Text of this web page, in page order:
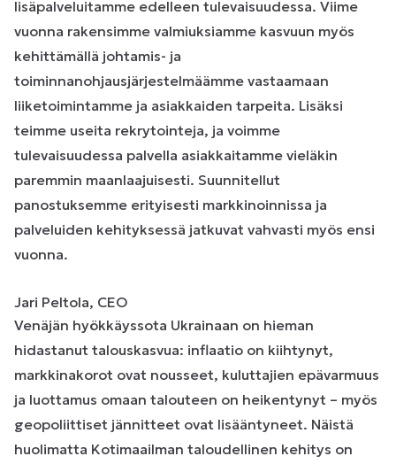
lisäpalveluitamme edelleen tulevaisuudessa. Viime
vuonna rakensimme valmiuksiamme kasvuun myös
kehittämällä johtamis- ja
toiminnanohjausjärjestelmäämme vastaamaan
liiketoimintamme ja asiakkaiden tarpeita. Lisäksi
teimme useita rekrytointeja, ja voimme
tulevaisuudessa palvella asiakkaitamme vieläkin
paremmin maanlaajuisesti. Suunnitellut
panostuksemme erityisesti markkinoinnissa ja
palveluiden kehityksessä jatkuvat vahvasti myös ensi
vuonna.
Jari Peltola, CEO
Venäjän hyökkäyssota Ukrainaan on hieman
hidastanut talouskasvua: inflaatio on kiihtynyt,
markkinakorot ovat nousseet, kuluttajien epävarmuus
ja luottamus omaan talouteen on heikentynyt – myös
geopoliittiset jännitteet ovat lisääntyneet. Näistä
huolimatta Kotimaailman taloudellinen kehitys on